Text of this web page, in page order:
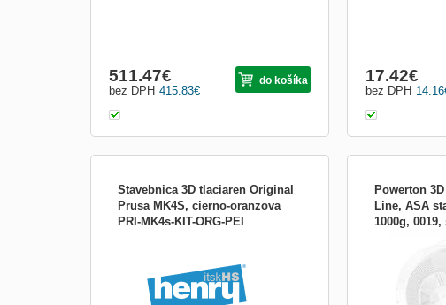
415.83€
bez DPH
511.47€ do košíka
14.16
bez DPH
17.42€
Stavebnica 3D tlaciaren Original
Prusa MK4S, cierno-oranzova
PRI-MK4s-KIT-ORG-PEI
Powerton
Line, ASA
1000g,
Navrhnutá s
moderných
rovnováhu
spoľahlivosťou.